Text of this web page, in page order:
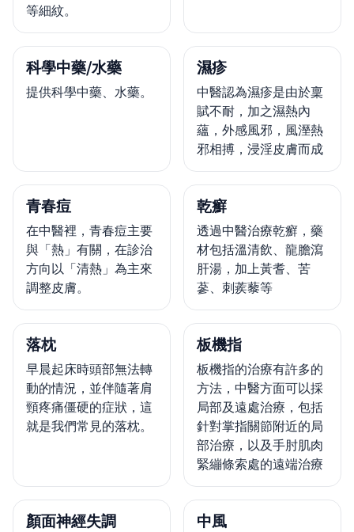
等細紋。
科學中藥/水藥
提供科學中藥、水藥。
濕疹
中醫認為濕疹是由於稟
賦不耐，加之濕熱內
蘊，外感風邪，風溼熱
邪相搏，浸淫皮膚而成
青春痘
在中醫裡，青春痘主要
與「熱」有關，在診治
方向以「清熱」為主來
調整皮膚。
乾癬
透過中醫治療乾癬，藥
材包括溫清飲、龍膽瀉
肝湯，加上黃耆、苦
蔘、刺蒺藜等
落枕
早晨起床時頭部無法轉
動的情況，並伴隨著肩
頸疼痛僵硬的症狀，這
就是我們常見的落枕。
板機指
板機指的治療有許多的
方法，中醫方面可以採
局部及遠處治療，包括
針對掌指關節附近的局
部治療，以及手肘肌肉
緊繃條索處的遠端治療
顏面神經失調 中風